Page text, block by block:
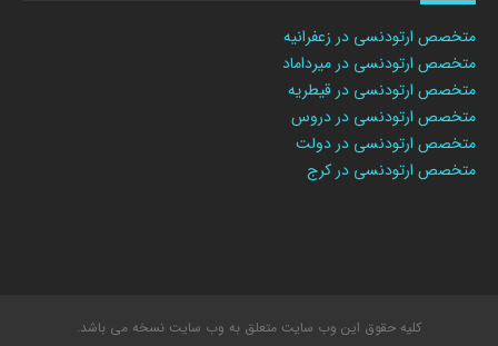
متخصص ارتودنسی در زعفرانیه
متخصص ارتودنسی در میرداماد
متخصص ارتودنسی در قیطریه
متخصص ارتودنسی در دروس
متخصص ارتودنسی در دولت
متخصص ارتودنسی در کرج
کلیه حقوق این وب سایت متعلق به وب سایت نسخه می باشد.